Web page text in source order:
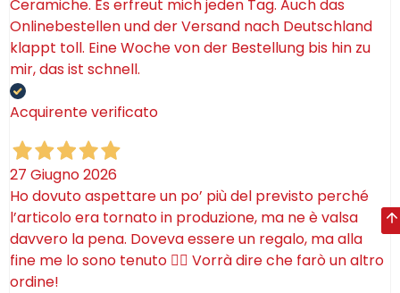
bagno, grazie a undesignoriginale che unisce
tradizione artigianale e ricerca estetica. Utilizzate
comeparaspruzziin cucina, come rivestimento
decorativo sopra il piano di lavoro o come elemento
distintivo sulle pareti del bagno, consentono di creare
composizioni personalizzate che valorizzano
dettagli pittorici trasformano ogni parete in un punto
focale capace di abbellire cucina e bagno e di
dialogare armoniosamente con l’arredo, rendendo
ogni ambiente unico e ricco di personalità.
Ceramiche. Es erfreut mich jeden Tag. Auch das
Onlinebestellen und der Versand nach Deutschland
klappt toll. Eine Woche von der Bestellung bis hin zu
mir, das ist schnell.
Acquirente verificato
27 Giugno 2026
Ho dovuto aspettare un po’ più del previsto perché
l’articolo era tornato in produzione, ma ne è valsa
davvero la pena. Doveva essere un regalo, ma alla
fine me lo sono tenuto 🤷‍♂️ Vorrà dire che farò un altro
ordine!